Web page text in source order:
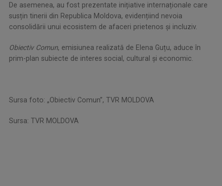
De asemenea, au fost prezentate inițiative internaționale care
susțin tinerii din Republica Moldova, evidențiind nevoia
consolidării unui ecosistem de afaceri prietenos și incluziv.
Obiectiv Comun, emisiunea realizată de Elena Guțu, aduce în
prim-plan subiecte de interes social, cultural și economic.
Sursa foto: „Obiectiv Comun”, TVR MOLDOVA
Sursa: TVR MOLDOVA